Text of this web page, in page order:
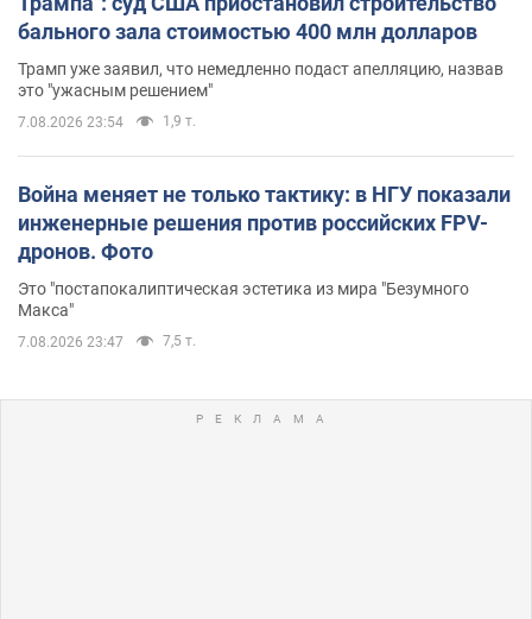
бального зала стоимостью 400 млн долларов
Трамп уже заявил, что немедленно подаст апелляцию, назвав
это "ужасным решением"
7.08.2026 23:54 1,9 т.
Война меняет не только тактику: в НГУ показали
инженерные решения против российских FPV-
дронов. Фото
Это "постапокалиптическая эстетика из мира "Безумного
Макса"
7.08.2026 23:47 7,5 т.